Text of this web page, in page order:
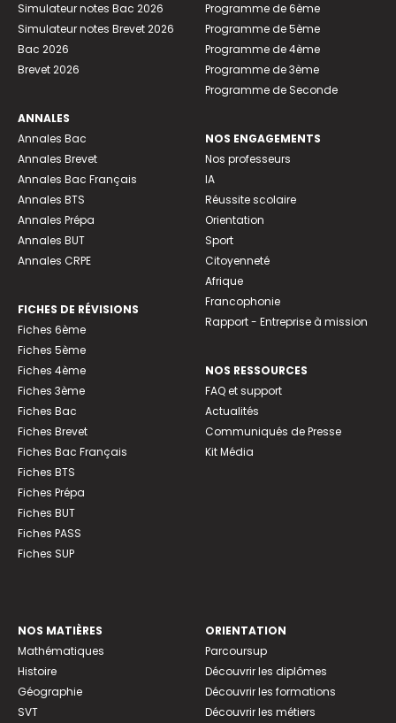
Simulateur notes Bac 2026
Simulateur notes Brevet 2026
Bac 2026
Brevet 2026
ANNALES
Annales Bac
Annales Brevet
Annales Bac Français
Annales BTS
Annales Prépa
Annales BUT
Annales CRPE
FICHES DE RÉVISIONS
Fiches 6ème
Fiches 5ème
Fiches 4ème
Fiches 3ème
Fiches Bac
Fiches Brevet
Fiches Bac Français
Fiches BTS
Fiches Prépa
Fiches BUT
Fiches PASS
Fiches SUP
Programme de 6ème
Programme de 5ème
Programme de 4ème
Programme de 3ème
Programme de Seconde
NOS ENGAGEMENTS
Nos professeurs
IA
Réussite scolaire
Orientation
Sport
Citoyenneté
Afrique
Francophonie
Rapport - Entreprise à mission
NOS RESSOURCES
FAQ et support
Actualités
Communiqués de Presse
Kit Média
NOS MATIÈRES
Mathématiques
Histoire
Géographie
SVT
ORIENTATION
Parcoursup
Découvrir les diplômes
Découvrir les formations
Découvrir les métiers